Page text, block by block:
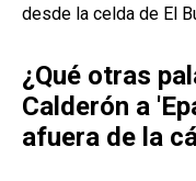
desde la celda de El
¿Qué otras
Calderón a
afuera de la